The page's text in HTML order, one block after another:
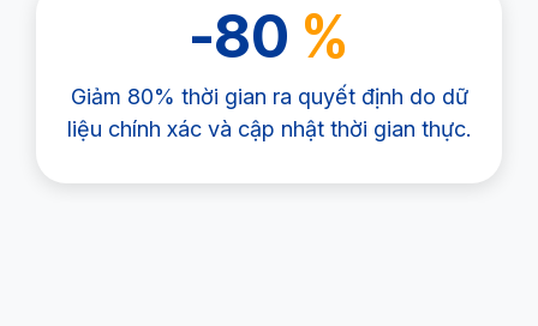
-80 %
Giảm 80% thời gian ra quyết định do dữ
liệu chính xác và cập nhật thời gian thực.